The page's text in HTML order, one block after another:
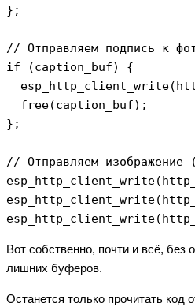
};
// Отправляем подпись к
if (caption_buf) {
  free(caption_buf);
};
// Отправляем изображение
Вот собственно, почти и всё, без
лишних буферов.
Останется только прочитать код